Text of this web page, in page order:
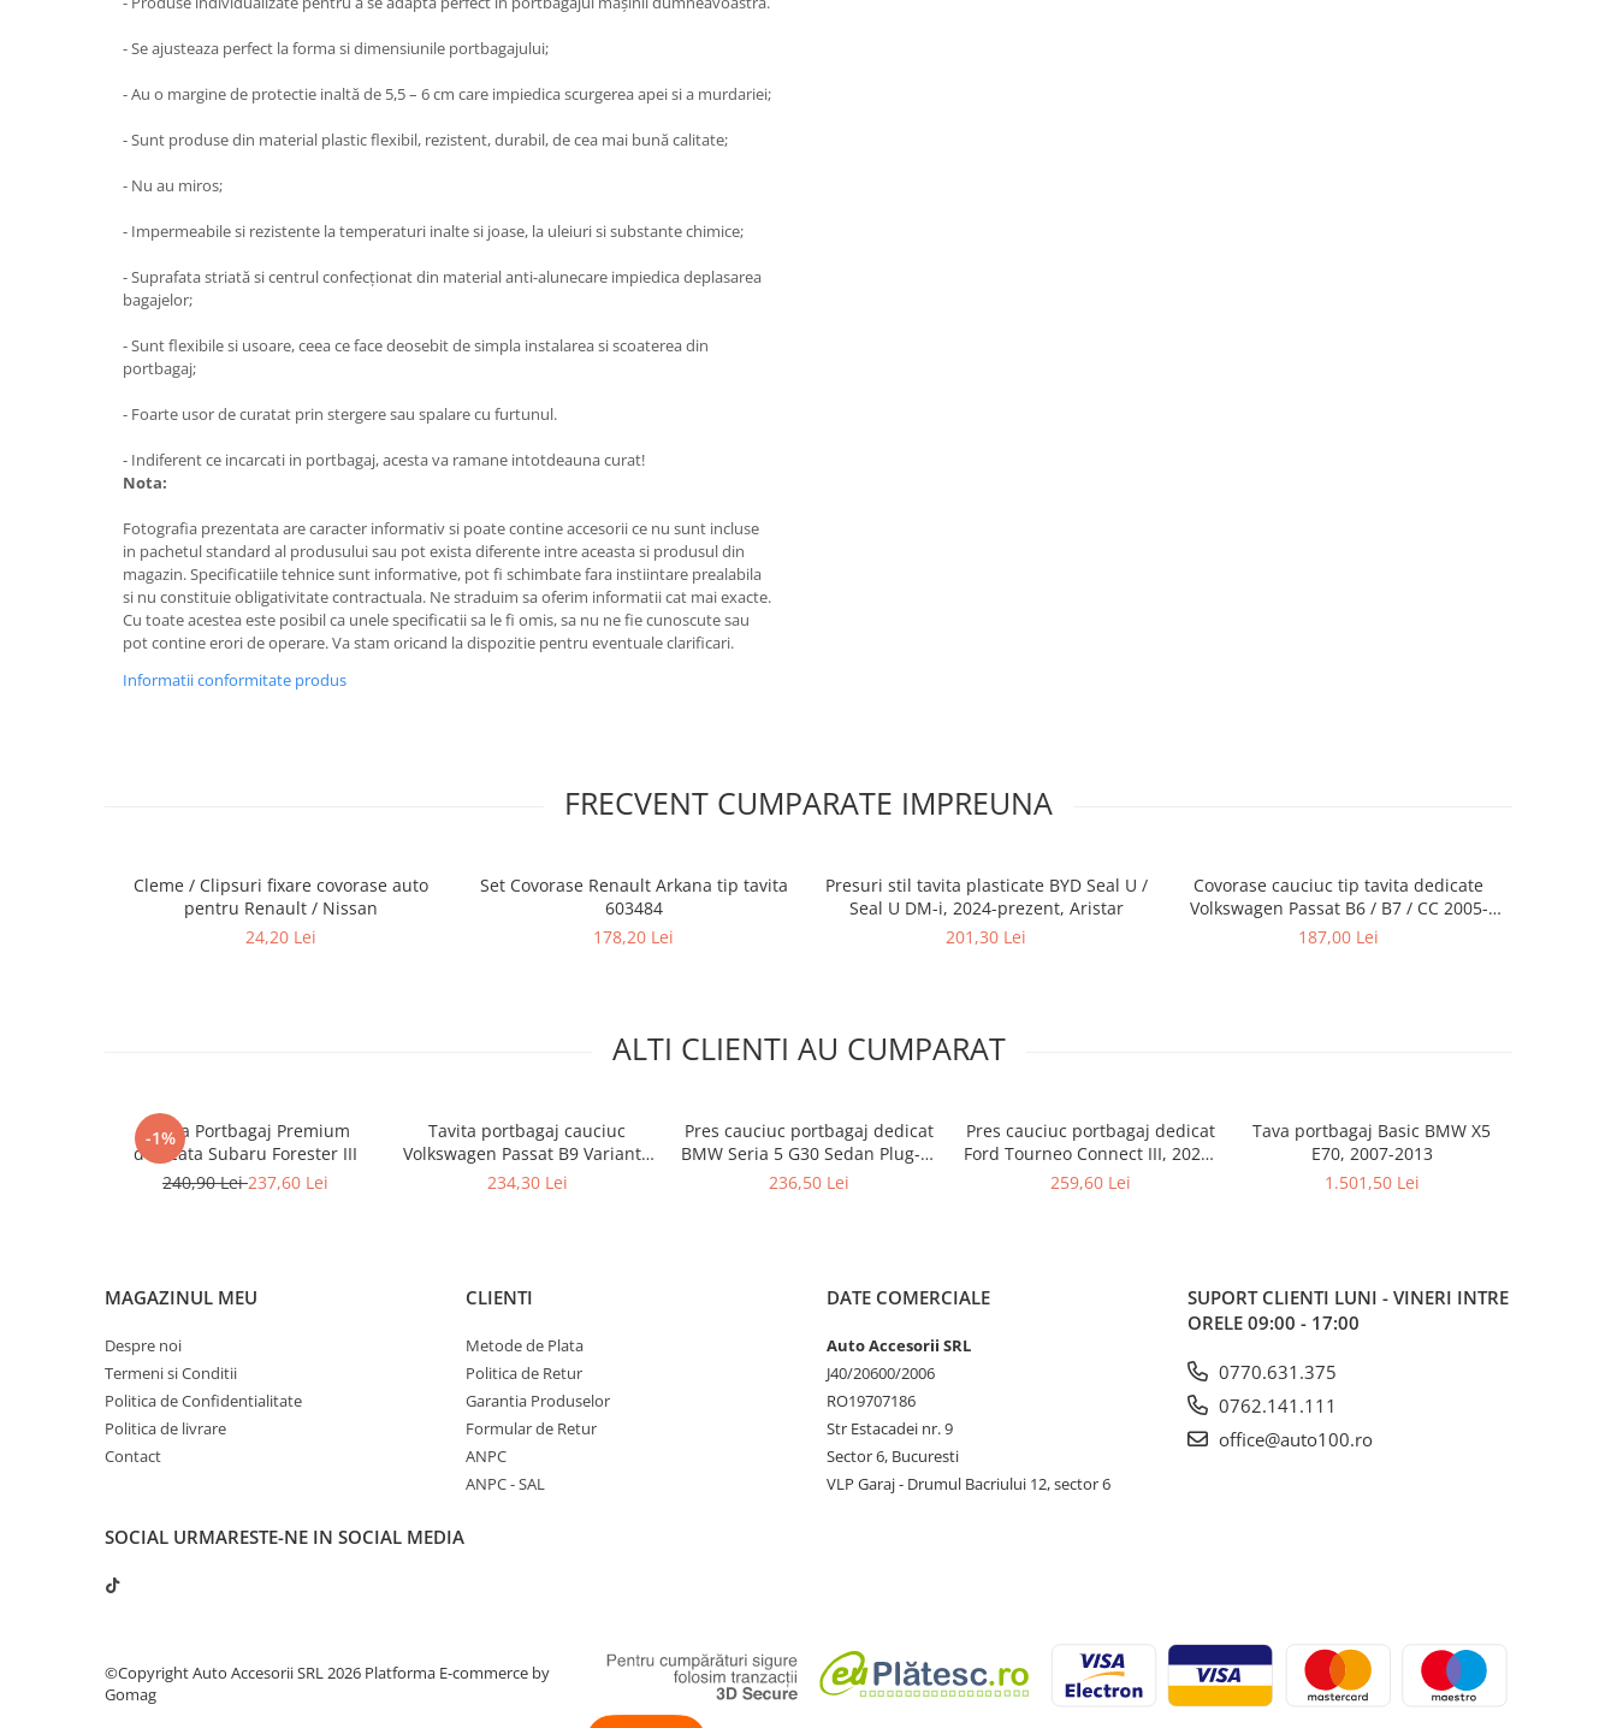
- Se ajusteaza perfect la forma si dimensiunile portbagajului;
- Au o margine de protectie inaltă de 5,5 – 6 cm care impiedica scurgerea apei si a murdariei;
- Sunt produse din material plastic flexibil, rezistent, durabil, de cea mai bună calitate;
- Nu au miros;
- Impermeabile si rezistente la temperaturi inalte si joase, la uleiuri si substante chimice;
- Suprafata striată si centrul confecţionat din material anti-alunecare impiedica deplasarea
bagajelor;
- Sunt flexibile si usoare, ceea ce face deosebit de simpla instalarea si scoaterea din
portbagaj;
- Foarte usor de curatat prin stergere sau spalare cu furtunul.
- Indiferent ce incarcati in portbagaj, acesta va ramane intotdeauna curat!
Nota:
Fotografia prezentata are caracter informativ si poate contine accesorii ce nu sunt incluse
in pachetul standard al produsului sau pot exista diferente intre aceasta si produsul din
magazin. Specificatiile tehnice sunt informative, pot fi schimbate fara instiintare prealabila
si nu constituie obligativitate contractuala. Ne straduim sa oferim informatii cat mai exacte.
Cu toate acestea este posibil ca unele specificatii sa le fi omis, sa nu ne fie cunoscute sau
pot contine erori de operare. Va stam oricand la dispozitie pentru eventuale clarificari.
Informatii conformitate produs
FRECVENT CUMPARATE IMPREUNA
Cleme / Clipsuri fixare covorase auto
pentru Renault / Nissan
24,20 Lei
Set Covorase Renault Arkana tip tavita
603484
178,20 Lei
Presuri stil tavita plasticate BYD Seal U /
Seal U DM-i, 2024-prezent, Aristar
201,30 Lei
Covorase cauciuc tip tavita dedicate
Volkswagen Passat B6 / B7 / CC 2005-
11.2016
187,00 Lei
ALTI CLIENTI AU CUMPARAT
-1%
Tavita Portbagaj Premium
dedicata Subaru Forester III
240,90 Lei237,60 Lei
Tavita portbagaj cauciuc
Volkswagen Passat B9 Variant -
portbagaj sus (Rigum)
234,30 Lei
Pres cauciuc portbagaj dedicat
BMW Seria 5 G30 Sedan Plug-in
Hybrid 2017-2023, Gledring
236,50 Lei
Pres cauciuc portbagaj dedicat
Ford Tourneo Connect III, 2022-
prezent, Gledring Slovenia (cu 5
259,60 Lei
Tava portbagaj Basic BMW X5
E70, 2007-2013
1.501,50 Lei
MAGAZINUL MEU
Despre noi
Termeni si Conditii
Politica de Confidentialitate
Politica de livrare
Contact
CLIENTI
Metode de Plata
Politica de Retur
Garantia Produselor
Formular de Retur
ANPC
ANPC - SAL
DATE COMERCIALE
Auto Accesorii SRL
J40/20600/2006
RO19707186
Str Estacadei nr. 9
Sector 6, Bucuresti
VLP Garaj - Drumul Bacriului 12, sector 6
SUPORT CLIENTI LUNI - VINERI INTRE
ORELE 09:00 - 17:00
0770.631.375
0762.141.111
office@auto100.ro
SOCIAL URMARESTE-NE IN SOCIAL MEDIA
©Copyright Auto Accesorii SRL 2026 Platforma E-commerce by
Gomag